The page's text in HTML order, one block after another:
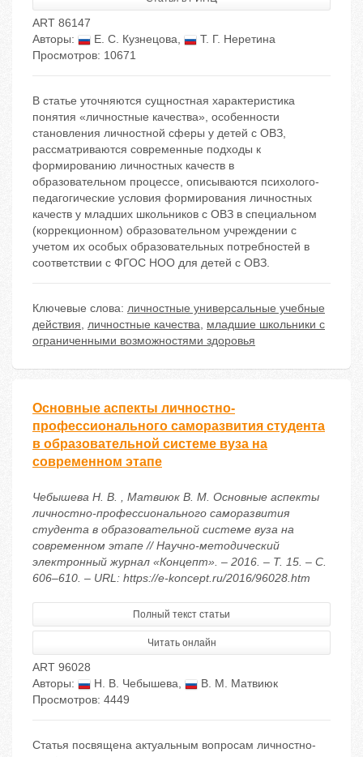
ART 86147
Авторы:
Е. С. Кузнецова,
Т. Г. Неретина
Просмотров: 10671
В статье уточняются сущностная характеристика
понятия «личностные качества», особенности
становления личностной сферы у детей с ОВЗ,
рассматриваются современные подходы к
формированию личностных качеств в
образовательном процессе, описываются психолого-
педагогические условия формирования личностных
качеств у младших школьников с ОВЗ в специальном
(коррекционном) образовательном учреждении с
учетом их особых образовательных потребностей в
соответствии с ФГОС НОО для детей с ОВЗ.
Ключевые слова: личностные универсальные учебные
действия, личностные качества, младшие школьники с
ограниченными возможностями здоровья
Основные аспекты личностно-
профессионального саморазвития студента
в образовательной системе вуза на
современном этапе
Чебышева Н. В. , Матвиюк В. М. Основные аспекты
личностно-профессионального саморазвития
студента в образовательной системе вуза на
современном этапе // Научно-методический
электронный журнал «Концепт». – 2016. – Т. 15. – С.
606–610. – URL: https://e-koncept.ru/2016/96028.htm
Полный текст статьи
Читать онлайн
ART 96028
Авторы:
Н. В. Чебышева,
В. М. Матвиюк
Просмотров: 4449
Статья посвящена актуальным вопросам личностно-